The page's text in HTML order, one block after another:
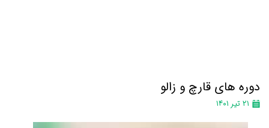
دوره های قارچ و زالو
۲۱ تیر ۱۴۰۱